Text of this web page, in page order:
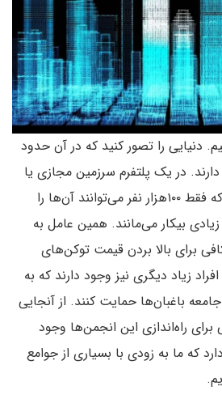
دنیایی را تصور کنید که در آن حدود
در یک پلتفرم سرزمین مجازی یا
توکن‌های عضویت NFT که فقط ۱۰۰هزار نفر می‌توانند آن‌ها را
بیکار می‌مانند. همین عامل به
برای بالا بردن قیمت توکن‌های
زیاد دیگری نیز وجود دارند که به
باغبان‌ها حمایت کنند. از آنجایی
راه‌اندازی این انجمن‌ها وجود
که ما به زودی با بسیاری از جوامع